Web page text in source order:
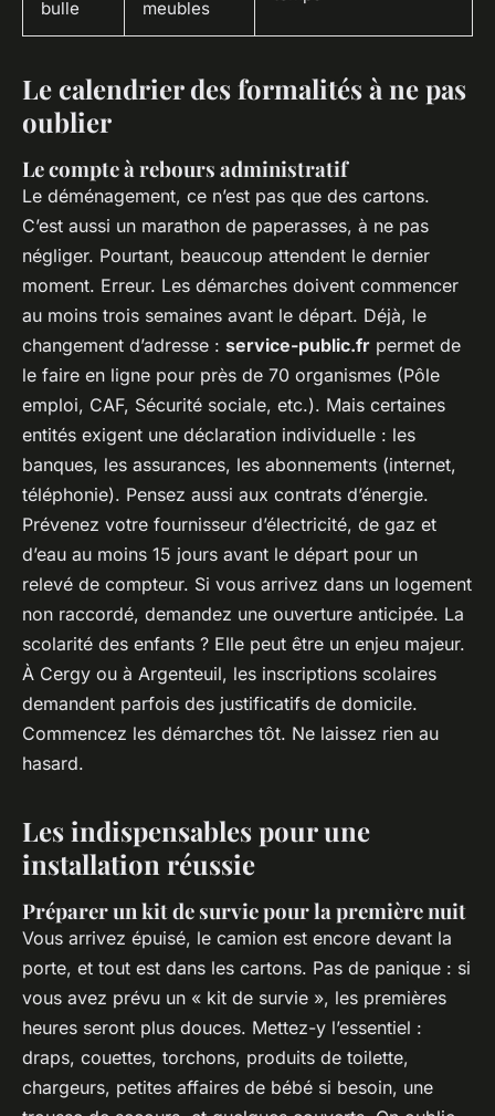
bulle
meubles
Le calendrier des formalités à ne pas
oublier
Le compte à rebours administratif
Le déménagement, ce n’est pas que des cartons.
C’est aussi un marathon de paperasses, à ne pas
négliger. Pourtant, beaucoup attendent le dernier
moment. Erreur. Les démarches doivent commencer
au moins trois semaines avant le départ. Déjà, le
changement d’adresse : service-public.fr permet de
le faire en ligne pour près de 70 organismes (Pôle
emploi, CAF, Sécurité sociale, etc.). Mais certaines
entités exigent une déclaration individuelle : les
banques, les assurances, les abonnements (internet,
téléphonie). Pensez aussi aux contrats d’énergie.
Prévenez votre fournisseur d’électricité, de gaz et
d’eau au moins 15 jours avant le départ pour un
relevé de compteur. Si vous arrivez dans un logement
non raccordé, demandez une ouverture anticipée. La
scolarité des enfants ? Elle peut être un enjeu majeur.
À Cergy ou à Argenteuil, les inscriptions scolaires
demandent parfois des justificatifs de domicile.
Commencez les démarches tôt. Ne laissez rien au
hasard.
Les indispensables pour une
installation réussie
Préparer un kit de survie pour la première nuit
Vous arrivez épuisé, le camion est encore devant la
porte, et tout est dans les cartons. Pas de panique : si
vous avez prévu un « kit de survie », les premières
heures seront plus douces. Mettez-y l’essentiel :
draps, couettes, torchons, produits de toilette,
chargeurs, petites affaires de bébé si besoin, une